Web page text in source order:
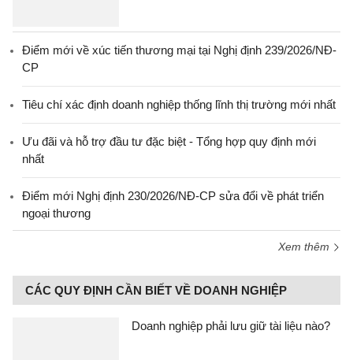
Điểm mới về xúc tiến thương mại tại Nghị định 239/2026/NĐ-
CP
Tiêu chí xác định doanh nghiệp thống lĩnh thị trường mới nhất
Ưu đãi và hỗ trợ đầu tư đặc biệt - Tổng hợp quy định mới
nhất
Điểm mới Nghị định 230/2026/NĐ-CP sửa đổi về phát triển
ngoại thương
Xem thêm
CÁC QUY ĐỊNH CẦN BIẾT VỀ DOANH NGHIỆP
Doanh nghiệp phải lưu giữ tài liệu nào?